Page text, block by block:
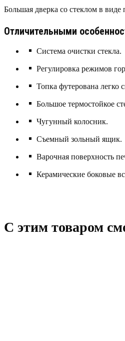
Большая дверка со стеклом в
Отличительными
Система очистки стекла.
Регулировка режимов
Топка футерована
Большое термостойкое
Чугунный колосник.
Съемный зольный ящик.
Варочная поверхность
Керамические боковые
C этим товаром